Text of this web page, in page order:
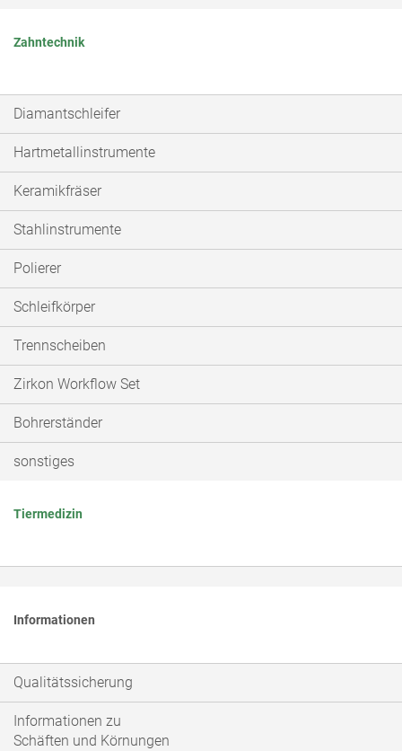
Zahntechnik
Diamantschleifer
Hartmetallinstrumente
Keramikfräser
Stahlinstrumente
Polierer
Schleifkörper
Trennscheiben
Zirkon Workflow Set
Bohrerständer
sonstiges
Tiermedizin
Informationen
Qualitätssicherung
Informationen zu
Schäften und Körnungen